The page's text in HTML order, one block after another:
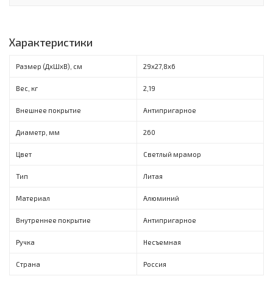
Характеристики
Размер (ДхШхВ), см 29х27,8х6
Вес, кг 2,19
Внешнее покрытие Антипригарное
Диаметр, мм 260
Цвет Светлый мрамор
Тип Литая
Материал Алюминий
Внутреннее покрытие Антипригарное
Ручка Несъемная
Страна Россия